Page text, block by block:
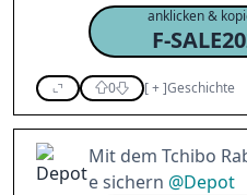
anklicken &
F-
0 [+]Geschichte
Mit dem Tchibo
e sichern @Depot